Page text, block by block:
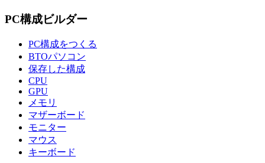
PC構成ビルダー
PC構成をつくる
BTOパソコン
保存した構成
CPU
GPU
メモリ
マザーボード
モニター
マウス
キーボード